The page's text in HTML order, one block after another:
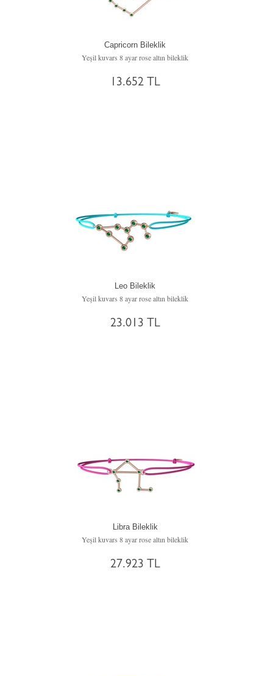
Capricorn Bileklik
Yeşil kuvars 8 ayar rose altın bileklik
13.652 TL
Leo Bileklik
Yeşil kuvars 8 ayar rose altın bileklik
23.013 TL
Libra Bileklik
Yeşil kuvars 8 ayar rose altın bileklik
27.923 TL